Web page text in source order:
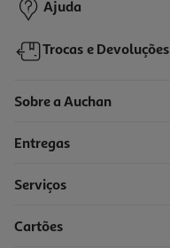
Ajuda
Trocas e Devoluções
Sobre a Auchan
Entregas
Serviços
Cartões